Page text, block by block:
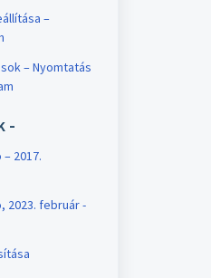
–
– Nyomtatás
-
2017.
2023. február -